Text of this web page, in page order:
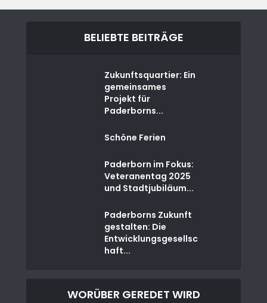
BELIEBTE BEITRÄGE
Zukunftsquartier: Ein
gemeinsames
Projekt für
Paderborns...
Schöne Ferien
Paderborn im Fokus:
Veteranentag 2025
und Stadtjubiläum...
Paderborns Zukunft
gestalten: Die
Entwicklungsgesellsc
haft...
WORÜBER GEREDET WIRD